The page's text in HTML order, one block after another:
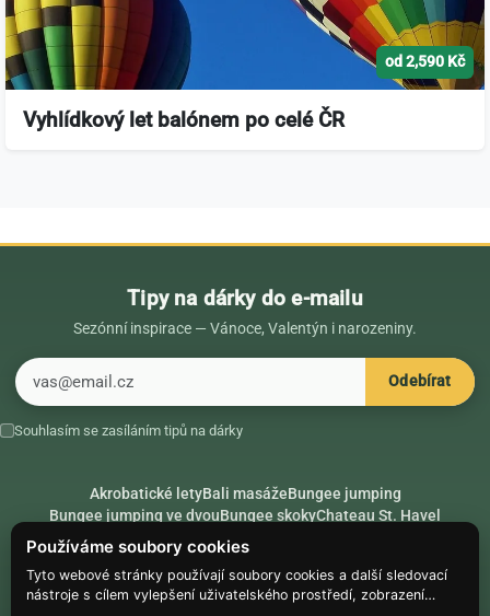
Používáme soubory cookies
Tyto webové stránky používají soubory cookies a další sledovací
nástroje s cílem vylepšení uživatelského prostředí, zobrazení
od 2,590 Kč
Vyhlídkový let balónem po celé ČR
Tipy na dárky do e-mailu
Sezónní inspirace — Vánoce, Valentýn i narozeniny.
Odebírat
Souhlasím se zasíláním tipů na dárky
Akrobatické letyBali masážeBungee jumping
Bungee jumping ve dvouBungee skokyChateau St. Havel
Dárek k 18. narozeninám
Dárek k 40. narozeninám
RádceSecret SantaSložte se na dárek
PARTNEŘIHike.placeClimbing.place